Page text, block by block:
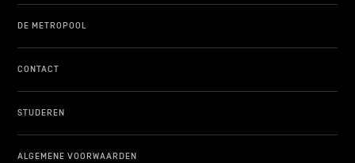
DE METROPOOL
CONTACT
STUDEREN
ALGEMENE VOORWAARDEN